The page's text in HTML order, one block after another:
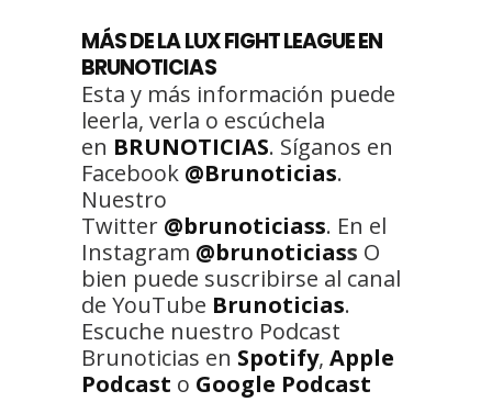
MÁS DE LA LUX FIGHT LEAGUE EN
BRUNOTICIAS
Esta y más información puede
leerla, verla o escúchela
en BRUNOTICIAS. Síganos en
Facebook @Brunoticias.
Nuestro
Twitter @brunoticiass. En el
Instagram @brunoticiass O
bien puede suscribirse al canal
de YouTube Brunoticias.
Escuche nuestro Podcast
Brunoticias en Spotify, Apple
Podcast o Google Podcast